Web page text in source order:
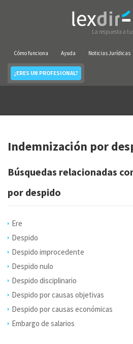
La respuesta a
Cómo funciona Ayuda Noticias Jurídicas
¿ERES UN PROFESIONAL?
Indemnización por
Búsquedas relacionadas
por despido
Ere
Despido
Despido improcedente
Despido nulo
Despido disciplinario
Despido por causas objetivas
Despido por causas económicas
Embargo de salarios